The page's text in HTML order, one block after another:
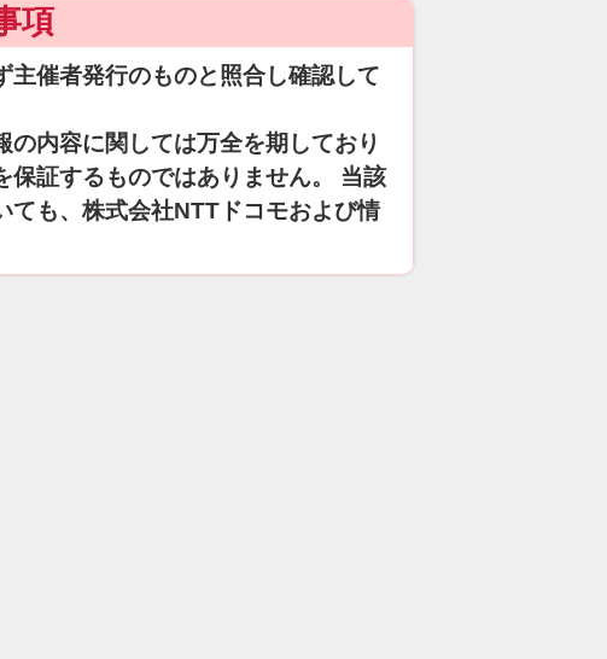
項
催者発行のものと照合し確認して
内容に関しては万全を期しており
保証するものではありません。 当該
ても、株式会社NTTドコモおよび情